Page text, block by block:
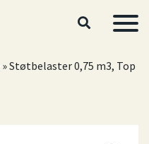
»Støtbelaster 0,75 m3, Top